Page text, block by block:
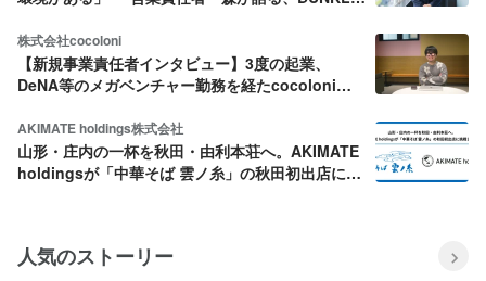
株式会社cocoloni
【新規事業責任者インタビュー】3度の起業、
DeNA等のメガベンチャー勤務を経たcocoloni新
ち上げる理由。
AKIMATE holdings株式会社
山形・庄内の一杯を秋田・由利本荘へ。AKIMATE
holdingsが「中華そば 雲ノ糸」の秋田初出店に挑
人気のストーリー